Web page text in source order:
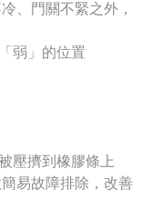
、門關不緊之外，
弱」的位置
壓擠到橡膠條上
易故障排除，改善